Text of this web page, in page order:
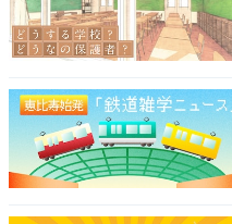
同じく2位は、King ＆
んは、NHK連続テレビ小
ート』（TBS系）に出演
吉川愛さんとダブル主演
ットし、演技派の俳優と